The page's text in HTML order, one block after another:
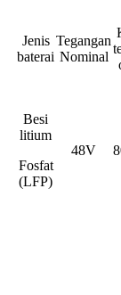
Jenis
baterai
Tegangan
Nominal
Besi
litium
Fosfat
(LFP)
48V